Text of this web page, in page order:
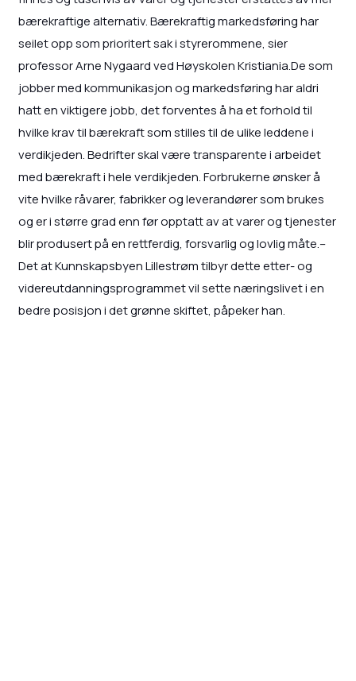
bærekraftige alternativ. Bærekraftig markedsføring har
seilet opp som prioritert sak i styrerommene, sier
professor Arne Nygaard ved Høyskolen Kristiania.De som
jobber med kommunikasjon og markedsføring har aldri
hatt en viktigere jobb, det forventes å ha et forhold til
hvilke krav til bærekraft som stilles til de ulike leddene i
verdikjeden. Bedrifter skal være transparente i arbeidet
med bærekraft i hele verdikjeden. Forbrukerne ønsker å
vite hvilke råvarer, fabrikker og leverandører som brukes
og er i større grad enn før opptatt av at varer og tjenester
blir produsert på en rettferdig, forsvarlig og lovlig måte.–
Det at Kunnskapsbyen Lillestrøm tilbyr dette etter- og
videreutdanningsprogrammet vil sette næringslivet i en
bedre posisjon i det grønne skiftet, påpeker han.